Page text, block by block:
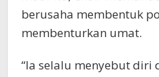
berusaha membentuk
membenturkan umat.
“Ia selalu menyebut diri